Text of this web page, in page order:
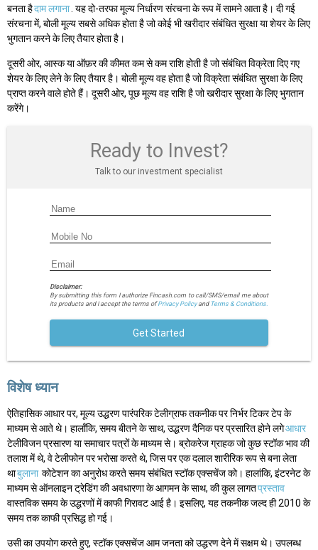
बनता हैदाम लगाना . यह दो-तरफा मूल्य निर्धारण संरचना के रूप में सामने आता है। दी गई
संरचना में, बोली मूल्य सबसे अधिक होता है जो कोई भी खरीदार संबंधित सुरक्षा या शेयर के लिए
भुगतान करने के लिए तैयार होता है।
दूसरी ओर, आस्क या ऑफ़र की कीमत कम से कम राशि होती है जो संबंधित विक्रेता दिए गए
शेयर के लिए लेने के लिए तैयार है। बोली मूल्य वह होता है जो विक्रेता संबंधित सुरक्षा के लिए
प्राप्त करने वाले होते हैं। दूसरी ओर, पूछ मूल्य वह राशि है जो खरीदार सुरक्षा के लिए भुगतान
करेंगे।
Ready to Invest?
Talk to our investment specialist
Disclaimer:
By submitting this form I authorize Fincash.com to call/SMS/email me about
its products and I accept the terms ofPrivacy Policyand Terms & Conditions.
Get Started
विशेष ध्यान
ऐतिहासिक आधार पर, मूल्य उद्धरण पारंपरिक टेलीग्राफ तकनीक पर निर्भर टिकर टेप के
माध्यम से आते थे। हालाँकि, समय बीतने के साथ, उद्धरण दैनिक पर प्रसारित होने लगेआधार
टेलीविजन प्रसारण या समाचार पत्रों के माध्यम से। ब्रोकरेज ग्राहक जो कुछ स्टॉक भाव की
तलाश में थे, वे टेलीफोन पर भरोसा करते थे, जिस पर एक दलाल शारीरिक रूप से बना लेता
थाबुलाना कोटेशन का अनुरोध करते समय संबंधित स्टॉक एक्सचेंज को। हालांकि, इंटरनेट के
माध्यम से ऑनलाइन ट्रेडिंग की अवधारणा के आगमन के साथ, की कुल लागतप्रस्ताव
वास्तविक समय के उद्धरणों में काफी गिरावट आई है। इसलिए, यह तकनीक जल्द ही 2010 के
समय तक काफी प्रसिद्ध हो गई।
उसी का उपयोग करते हुए, स्टॉक एक्सचेंज आम जनता को उद्धरण देने में सक्षम थे। उपलब्ध